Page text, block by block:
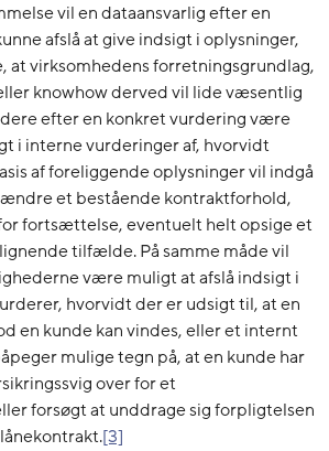
vil en dataansvarlig efter en
afslå at give indsigt i oplysninger,
at virksomhedens forretningsgrundlag,
knowhow derved vil lide væsentlig
efter en konkret vurdering være
i interne vurderinger af, hvorvidt
af foreliggende oplysninger vil indgå
et bestående kontraktforhold,
fortsættelse, eventuelt helt opsige et
tilfælde. På samme måde vil
være muligt at afslå indsigt i
hvorvidt der er udsigt til, at en
en kunde kan vindes, eller et internt
mulige tegn på, at en kunde har
over for et
forsøgt at unddrage sig forpligtelsen
[3]